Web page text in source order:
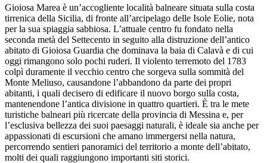
Gioiosa Marea è un’accogliente località balneare situata sulla costa
tirrenica della Sicilia, di fronte all’arcipelago delle Isole Eolie, nota
per la sua spiaggia sabbiosa. L’attuale centro fu fondato nella
seconda metà del Settecento in seguito alla distruzione dell’antico
abitato di Gioiosa Guardia che dominava la baia di Calavà e di cui
oggi rimangono solo pochi ruderi. Il violento terremoto del 1783
colpì duramente il vecchio centro che sorgeva sulla sommità del
Monte Meliuso, causandone l’abbandono da parte dei propri
abitanti, i quali decisero di edificare il nuovo borgo sulla costa,
mantenendone l’antica divisione in quattro quartieri. È tra le mete
turistiche balneari più ricercate della provincia di Messina e, per
l’esclusiva bellezza dei suoi paesaggi naturali, è ideale sia anche per
appassionati di escursioni che amano immergersi nella natura,
percorrendo sentieri panoramici del territorio a monte dell’abitato,
molti dei quali raggiungono importanti siti storici.